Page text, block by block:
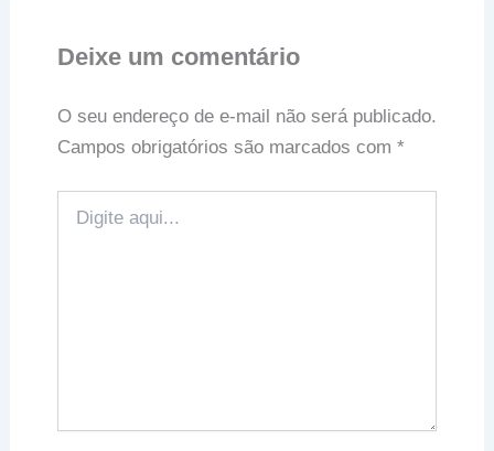
Deixe um comentário
O seu endereço de e-mail não será publicado.
Campos obrigatórios são marcados com *
aqui...